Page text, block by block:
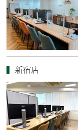
新宿店